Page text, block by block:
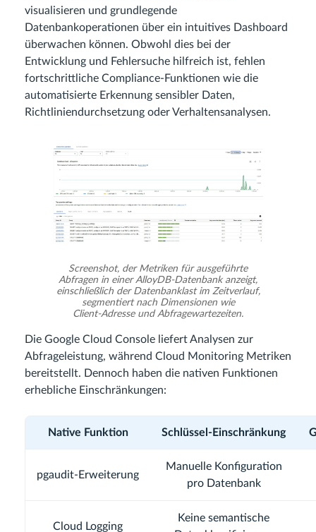
visualisieren und grundlegende
Datenbankoperationen über ein intuitives Dashboard
überwachen können. Obwohl dies bei der
Entwicklung und Fehlersuche hilfreich ist, fehlen
fortschrittliche Compliance‑Funktionen wie die
automatisierte Erkennung sensibler Daten,
Richtliniendurchsetzung oder Verhaltensanalysen.
Screenshot, der Metriken für ausgeführte
Abfragen in einer AlloyDB‑Datenbank anzeigt,
einschließlich der Datenbanklast im Zeitverlauf,
segmentiert nach Dimensionen wie
Client‑Adresse und Abfragewartezeiten.
Die Google Cloud Console liefert Analysen zur
Abfrageleistung, während Cloud Monitoring Metriken
bereitstellt. Dennoch haben die nativen Funktionen
erhebliche Einschränkungen:
Native Funktion Schlüssel‑Einschränkung
pgaudit‑Erweiterung
Manuelle Konfiguration
pro Datenbank
Cloud Logging
Keine semantische